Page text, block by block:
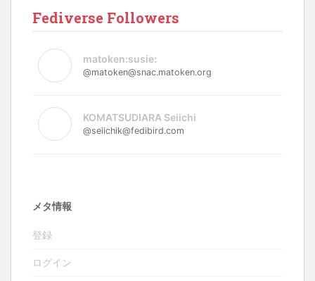
Fediverse Followers
matoken:susie:
@matoken@snac.matoken.org
KOMATSUDIARA Seiichi
@seiichik@fedibird.com
メタ情報
登録
ログイン